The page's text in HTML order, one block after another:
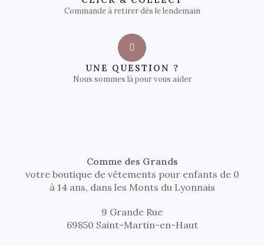
Commande à retirer dès le lendemain
UNE QUESTION ?
Nous sommes là pour vous aider
Comme des Grands
votre boutique de vêtements pour enfants de 0
à 14 ans, dans les Monts du Lyonnais
9 Grande Rue
69850 Saint-Martin-en-Haut